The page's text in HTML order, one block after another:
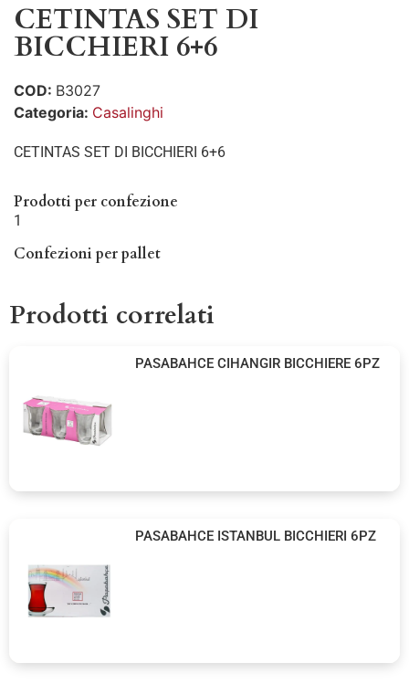
CETINTAS SET DI
BICCHIERI 6+6
COD: B3027
Categoria: Casalinghi
CETINTAS SET DI BICCHIERI 6+6
Prodotti per confezione
1
Confezioni per pallet
Prodotti correlati
PASABAHCE CIHANGIR BICCHIERE 6PZ
PASABAHCE ISTANBUL BICCHIERI 6PZ